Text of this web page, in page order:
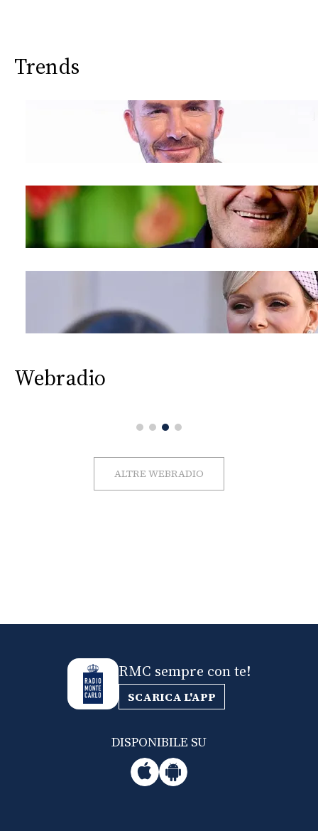
Trends
Webradio
ALTRE WEBRADIO
RMC sempre con te!
SCARICA L'APP
DISPONIBILE SU